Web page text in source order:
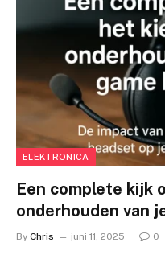
ELEKTRONICA
Een complete kijk
onderhouden van
By Chris juni 11, 2025 0